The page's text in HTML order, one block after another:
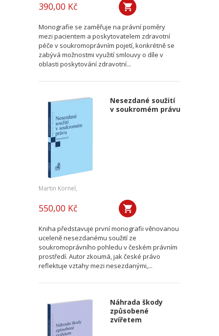
390,00 Kč
Monografie se zaměřuje na právní poměry
mezi pacientem a poskytovatelem zdravotní
péče v soukromoprávním pojetí, konkrétně se
zabývá možnostmi využití smlouvy o díle v
oblasti poskytování zdravotní...
Nesezdané soužití
v soukromém právu
Martin Kornel,
550,00 Kč
Kniha představuje první monografii věnovanou
uceleně nesezdanému soužití ze
soukromoprávního pohledu v českém právním
prostředí. Autor zkoumá, jak české právo
reflektuje vztahy mezi nesezdanými,...
Náhrada škody
způsobené
zvířetem